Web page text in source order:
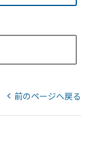
前のページへ戻る